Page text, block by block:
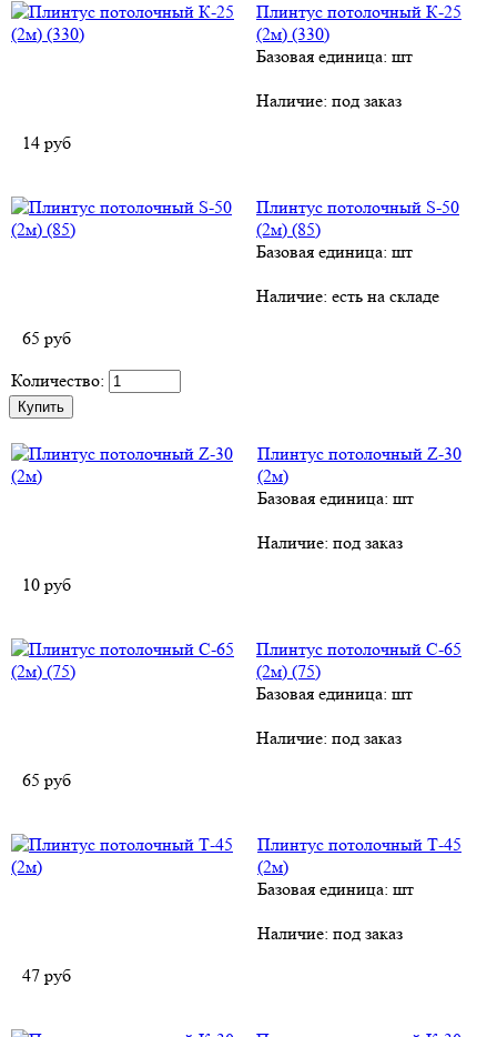
Плинтус потолочный К-25
(2м) (330)
Базовая единица: шт
Наличие: под заказ
14 руб
Плинтус потолочный S-50
(2м) (85)
Базовая единица: шт
Наличие: есть на складе
65 руб
Количество:
Плинтус потолочный Z-30
(2м)
Базовая единица: шт
Наличие: под заказ
10 руб
Плинтус потолочный С-65
(2м) (75)
Базовая единица: шт
Наличие: под заказ
65 руб
Плинтус потолочный Т-45
(2м)
Базовая единица: шт
Наличие: под заказ
47 руб